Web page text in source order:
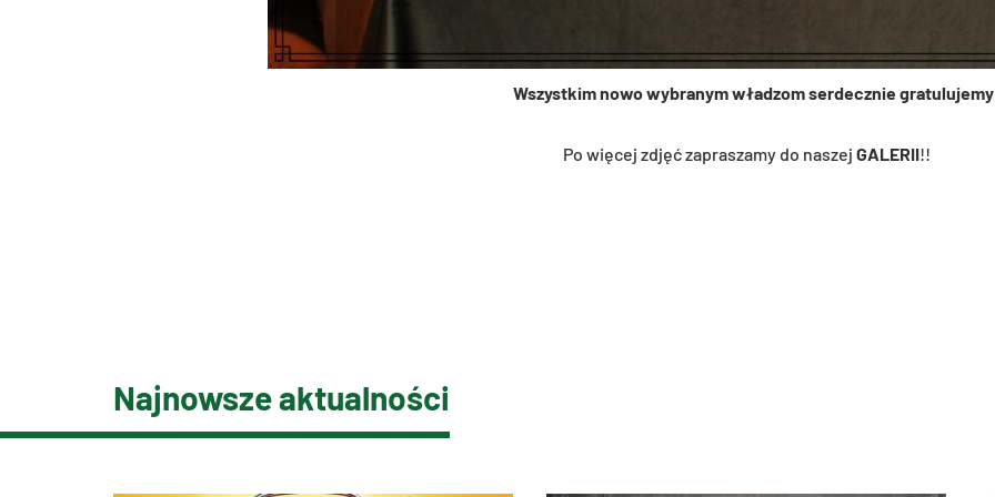
Wszystkim nowo wybranym władzom serdecznie
Po wię­cej zdjęć za­pra­sza­my do na­szej GA­LE­RII!!
Najnowsze aktualności